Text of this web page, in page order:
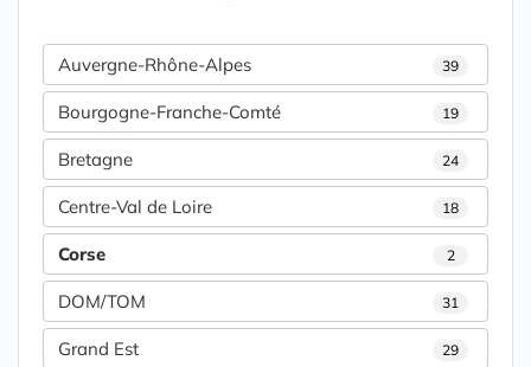
Auvergne-Rhône-Alpes 39
Bourgogne-Franche-Comté 19
Bretagne 24
Centre-Val de Loire 18
Corse 2
DOM/TOM 31
Grand Est 29